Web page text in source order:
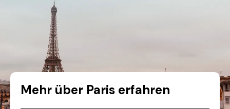
Mehr über Paris erfahren